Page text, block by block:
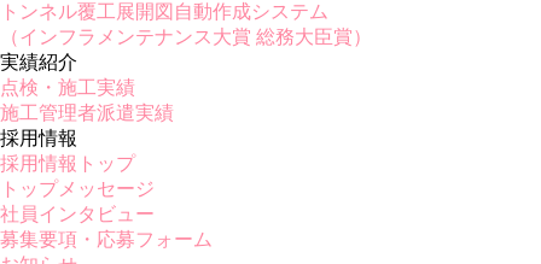
トンネル覆工展開図自動作成システム
（インフラメンテナンス大賞 総務大臣賞）
実績紹介
点検・施工実績
施工管理者派遣実績
採用情報
採用情報トップ
トップメッセージ
社員インタビュー
募集要項・応募フォーム